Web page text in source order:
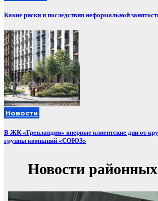
Какие риски и последствия неформальной
Новости
В ЖК «Гренландия» впервые клиентские дни от
группы компаний «СОЮЗ»